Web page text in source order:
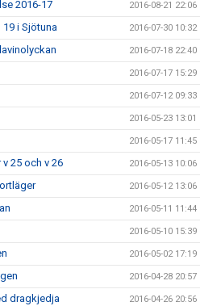
2016-17 2016-08-21 22:06
i Sjötuna 2016-07-30 10:32
2016-07-18 22:40
2016-07-17 15:29
2016-07-12 09:33
2016-05-23 13:01
2016-05-17 11:45
25 och v 26 2016-05-13 10:06
2016-05-12 13:06
2016-05-11 11:44
2016-05-10 15:39
2016-05-02 17:19
2016-04-28 20:57
dragkjedja 2016-04-26 20:56